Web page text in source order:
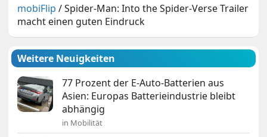
mobiFlip /Spider-Man: Into the Spider-Verse Trailer
macht einen guten Eindruck
Weitere Neuigkeiten
77 Prozent der E-Auto-Batterien aus
Asien: Europas Batterieindustrie bleibt
abhängig
in Mobilität